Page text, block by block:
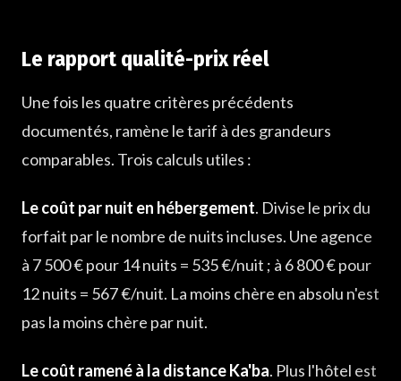
Le rapport qualité-prix réel
Une fois les quatre critères précédents
documentés, ramène le tarif à des grandeurs
comparables. Trois calculs utiles :
Le coût par nuit en hébergement. Divise le prix du
forfait par le nombre de nuits incluses. Une agence
à 7 500 € pour 14 nuits = 535 €/nuit ; à 6 800 € pour
12 nuits = 567 €/nuit. La moins chère en absolu n'est
pas la moins chère par nuit.
Le coût ramené à la distance Ka'ba. Plus l'hôtel est